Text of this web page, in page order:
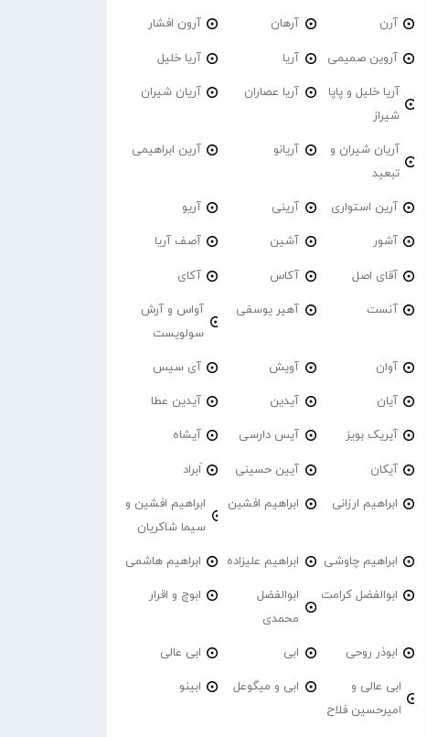
آرن آرهان آرون افشار
آروین صمیمی آریا آریا خلیل
آریا خلیل و پاپا
شیراز
آریا عصاران آریان شیران
آریان شیران و
تبعید
آریانو آرین ابراهیمی
آرین استواری آرینی آریو
آشور آشین آصف آریا
آقای اصل آکاس آکای
آنست آهیر یوسفی
آواس و آرش
سولویست
آوان آویش آی سیس
آیان آیدین آیدین عطا
آیریک بویز آیس دارسی آیشاه
آیکان آیین حسینی اَبراد
ابراهیم ارزانی ابراهیم افشین
ابراهیم افشین و
سیما شاکریان
ابراهیم چاوشی ابراهیم علیزاده ابراهیم هاشمی
ابوالفضل کرامت
ابوالفضل
محمدی
ابوچ و اقرار
ابوذر روحی ابی ابی عالی
ابی عالی و
امیرحسین فلاح
ابی و میگوعل ابینو